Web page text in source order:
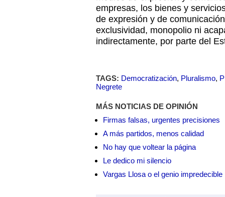
empresas, los bienes y
de expresión y de
exclusividad, monopolio ni
indirectamente, por parte del
TAGS: Democratización, Pluralismo,
Negrete
MÁS NOTICIAS DE OPINIÓN
Firmas falsas, urgentes precisiones
A más partidos, menos calidad
No hay que voltear la página
Le dedico mi silencio
Vargas Llosa o el genio impredecible